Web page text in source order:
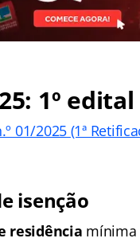
1º
01/2025 (1ª
isenção
residência mínima